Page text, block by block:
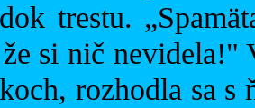
trestu.
si nič nevidela!"
rozhodla sa